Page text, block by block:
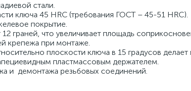
стали.
ключа 45 HRC (требования ГОСТ – 45-51 HRC).
покрытие.
граней, что увеличивает площадь
крепежа при монтаже.
плоскости ключа в 15 градусов
пластмассовым держателем.
и демонтажа резьбовых соединений.